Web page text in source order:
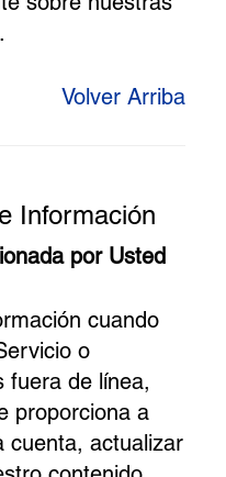
Volver Arriba
Información
por Usted
cuando
o
fuera de línea,
proporciona a
cuenta, actualizar